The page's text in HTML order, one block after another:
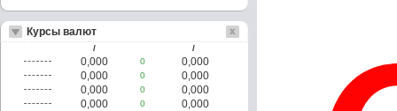
Курсы валют
/ /
0,000 0
0,000
0,000
0
0,000
0,000
0
0,000
0,000
0
0,000